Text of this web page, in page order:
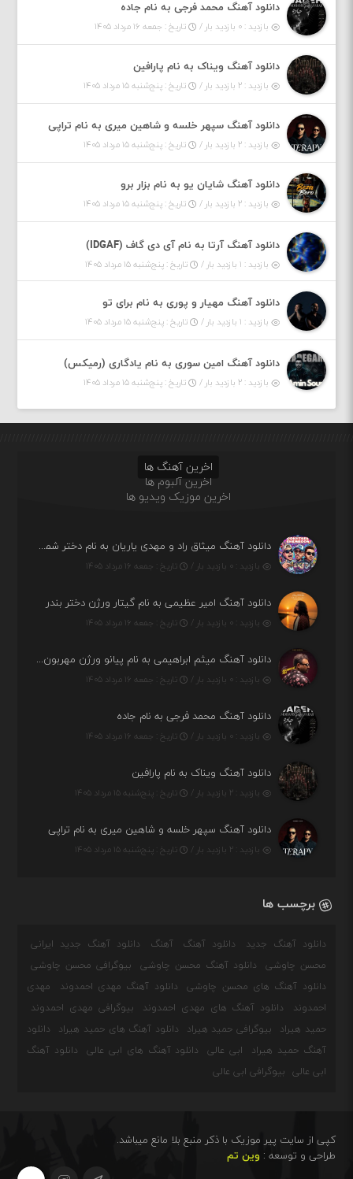
دانلود آهنگ محمد فرجی به نام جاده
بازدید : ۰ بازدید بار / تاریخ : جمعه ۱۶ مرداد ۱۴۰۵
دانلود آهنگ ویناک به نام پارافین
بازدید : ۲ بازدید بار / تاریخ : پنج‌شنبه ۱۵ مرداد ۱۴۰۵
دانلود آهنگ سپهر خلسه و شاهین میری به نام تراپی
بازدید : ۲ بازدید بار / تاریخ : پنج‌شنبه ۱۵ مرداد ۱۴۰۵
دانلود آهنگ شایان یو به نام بزار برو
بازدید : ۲ بازدید بار / تاریخ : پنج‌شنبه ۱۵ مرداد ۱۴۰۵
دانلود آهنگ آرتا به نام آی دی گاف (IDGAF)
بازدید : ۱ بازدید بار / تاریخ : پنج‌شنبه ۱۵ مرداد ۱۴۰۵
دانلود آهنگ مهیار و پوری به نام برای تو
بازدید : ۱ بازدید بار / تاریخ : پنج‌شنبه ۱۵ مرداد ۱۴۰۵
دانلود آهنگ امین سوری به نام یادگاری (رمیکس)
بازدید : ۲ بازدید بار / تاریخ : پنج‌شنبه ۱۵ مرداد ۱۴۰۵
اخرین آهنگ ها
اخرین آلبوم ها
اخرین موزیک ویدیو ها
دانلود آهنگ میثاق راد و مهدی یاریان به نام دختر شمرون
بازدید : ۰ بازدید بار / تاریخ : جمعه ۱۶ مرداد ۱۴۰۵
دانلود آهنگ امیر عظیمی به نام گیتار ورژن دختر بندر
بازدید : ۰ بازدید بار / تاریخ : جمعه ۱۶ مرداد ۱۴۰۵
دانلود آهنگ میثم ابراهیمی به نام پیانو ورژن مهربون من
بازدید : ۰ بازدید بار / تاریخ : جمعه ۱۶ مرداد ۱۴۰۵
دانلود آهنگ محمد فرجی به نام جاده
بازدید : ۰ بازدید بار / تاریخ : جمعه ۱۶ مرداد ۱۴۰۵
دانلود آهنگ ویناک به نام پارافین
بازدید : ۲ بازدید بار / تاریخ : پنج‌شنبه ۱۵ مرداد ۱۴۰۵
دانلود آهنگ سپهر خلسه و شاهین میری به نام تراپی
بازدید : ۲ بازدید بار / تاریخ : پنج‌شنبه ۱۵ مرداد ۱۴۰۵
برچسب ها
دانلود آهنگ جدید دانلود آهنگ آهنگ
دانلود آهنگ جدید ایرانی
محسن چاوشی
دانلود آهنگ محسن چاوشی
بیوگرافی محسن چاوشی
دانلود آهنگ های محسن چاوشی
دانلود آهنگ مهدی احمدوند
مهدی
احمدوند
دانلود آهنگ های مهدی احمدوند
بیوگرافی مهدی احمدوند
حمید هیراد
بیوگرافی حمید هیراد دانلود آهنگ های حمید هیراد
دانلود
آهنگ حمید هیراد
ابی عالی دانلود آهنگ های ابی عالی
دانلود آهنگ
ابی عالی
بیوگرافی ابی عالی
کپی از سایت پیر موزیک با ذکر منبع بلا مانع میباشد.
طراحی و توسعه :وین تم